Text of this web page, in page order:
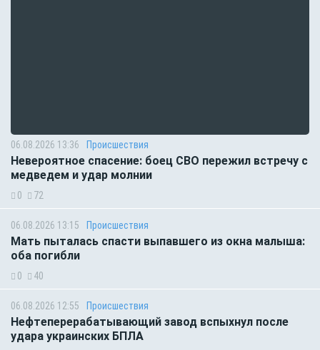
06.08.2026 13:36 Происшествия
Невероятное спасение: боец СВО пережил встречу с
медведем и удар молнии
0 72
06.08.2026 13:15 Происшествия
Мать пыталась спасти выпавшего из окна малыша:
оба погибли
0 40
06.08.2026 12:55 Происшествия
Нефтеперерабатывающий завод вспыхнул после
удара украинских БПЛА